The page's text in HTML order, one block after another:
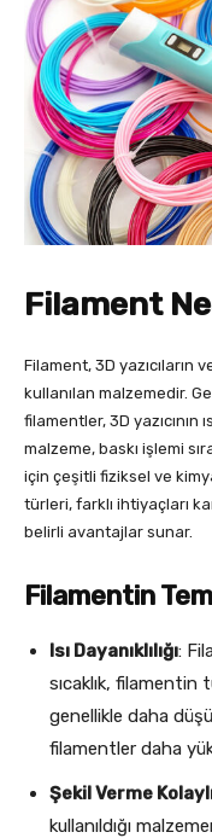
Filament
Filament, 3D yazıcıların
kullanılan malzemedir.
filamentler, 3D yazıcının
malzeme, baskı işlemi
için çeşitli fiziksel ve
türleri, farklı ihtiyaçları
belirli avantajlar sunar.
Filamentin
Isı Dayanıklılığı:
sıcaklık,
genellikle daha
filamentler daha
Şekil Verme
kullanıldığı